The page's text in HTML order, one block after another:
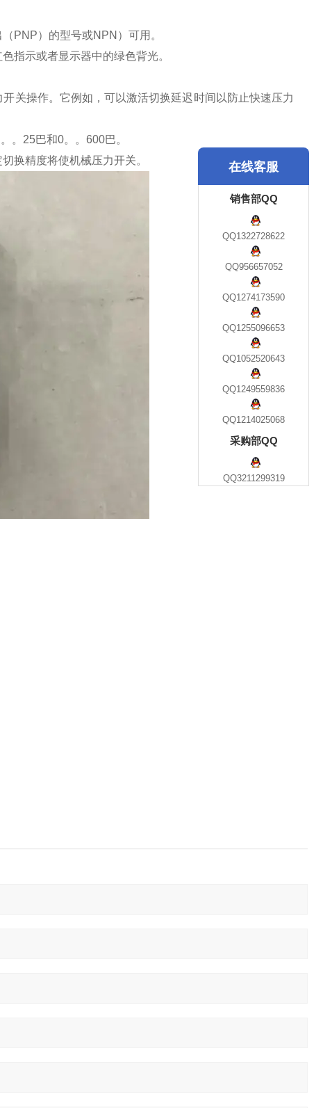
PNP）的型号或NPN）可用。
指示或者显示器中的绿色背光。
关操作。它例如，可以激活切换延迟时间以防止快速压力
。25巴和0。。600巴。
换精度将使机械压力开关。
在线客服
销售部QQ
QQ1322728622
QQ956657052
QQ1274173590
QQ1255096653
QQ1052520643
QQ1249559836
QQ1214025068
采购部QQ
QQ3211299319